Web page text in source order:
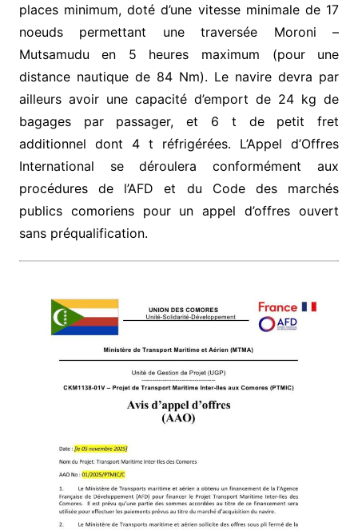
places minimum, doté d’une vitesse minimale de 17
noeuds permettant une traversée Moroni –
Mutsamudu en 5 heures maximum (pour une
distance nautique de 84 Nm). Le navire devra par
ailleurs avoir une capacité d’emport de 24 kg de
bagages par passager, et 6 t de petit fret
additionnel dont 4 t réfrigérées. L’Appel d’Offres
International se déroulera conformément aux
procédures de l’AFD et du Code des marchés
publics comoriens pour un appel d’offres ouvert
sans préqualification.